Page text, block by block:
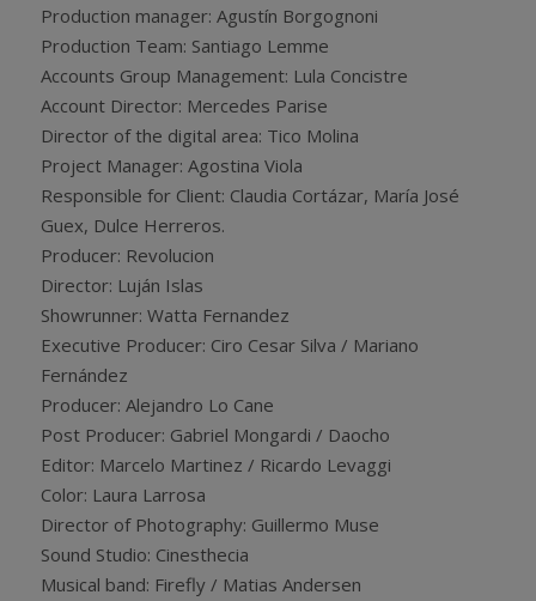
Production manager: Agustín Borgognoni
Production Team: Santiago Lemme
Accounts Group Management: Lula Concistre
Account Director: Mercedes Parise
Director of the digital area: Tico Molina
Project Manager: Agostina Viola
Responsible for Client: Claudia Cortázar, María José
Guex, Dulce Herreros.
Producer: Revolucion
Director: Luján Islas
Showrunner: Watta Fernandez
Executive Producer: Ciro Cesar Silva / Mariano
Fernández
Producer: Alejandro Lo Cane
Post Producer: Gabriel Mongardi / Daocho
Editor: Marcelo Martinez / Ricardo Levaggi
Color: Laura Larrosa
Director of Photography: Guillermo Muse
Sound Studio: Cinesthecia
Musical band: Firefly / Matias Andersen